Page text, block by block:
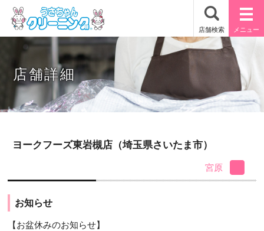
店舗詳細
ヨークフーズ東岩槻店（埼玉県さいたま市）
宮原
お知らせ
【お盆休みのお知らせ】